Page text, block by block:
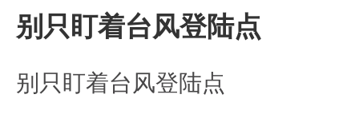
别只盯着台风登陆点
别只盯着台风登陆点